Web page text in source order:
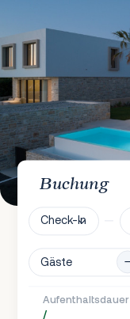
Buchung
Check-In
Gäste
Aufenthaltsdauer
/